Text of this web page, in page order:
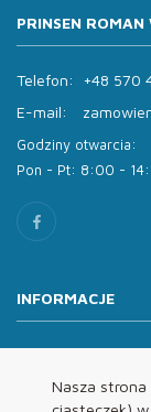
Nasza
PRINSEN ROMAN
Telefon:
+48 570
E-mail:
Godziny otwarcia:
Pon - Pt: 8:00 -
INFORMACJE
Oferta